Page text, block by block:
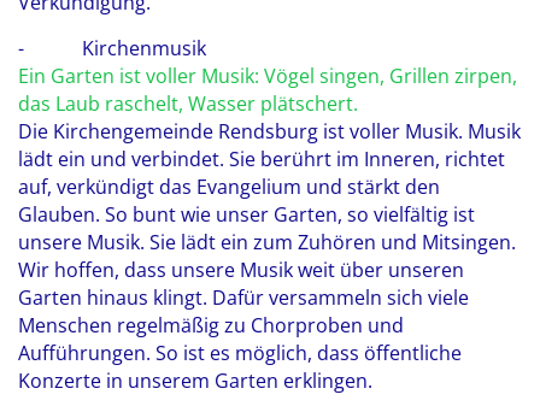
- Kirchenmusik
Ein Garten ist voller Musik: Vögel singen, Grillen zirpen,
das Laub raschelt, Wasser plätschert.
Die Kirchengemeinde Rendsburg ist voller Musik. Musik
lädt ein und verbindet. Sie berührt im Inneren, richtet
auf, verkündigt das Evangelium und stärkt den
Glauben. So bunt wie unser Garten, so vielfältig ist
unsere Musik. Sie lädt ein zum Zuhören und Mitsingen.
Wir hoffen, dass unsere Musik weit über unseren
Garten hinaus klingt. Dafür versammeln sich viele
Menschen regelmäßig zu Chorproben und
Aufführungen. So ist es möglich, dass öffentliche
Konzerte in unserem Garten erklingen.